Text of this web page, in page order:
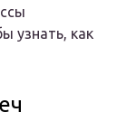
узнать, как